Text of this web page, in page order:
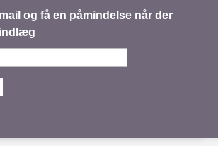
og få en påmindelse når der